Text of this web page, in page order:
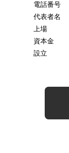
電話番号
代表者名
上場
資本金
設立